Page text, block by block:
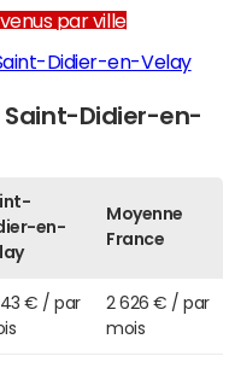
par ville
Didier-en-Velay
Saint-Didier-en-
en-
Moyenne
France
€ / par
2 626 € / par
mois